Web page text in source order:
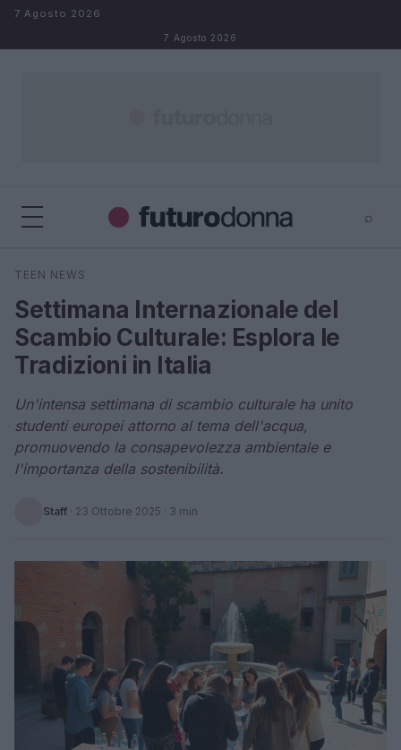
Salta al contenuto
7 Agosto 2026
7 Agosto 2026
⌕
Cerca
TEEN NEWS
Settimana Internazionale del
Scambio Culturale: Esplora le
Tradizioni in Italia
Un'intensa settimana di scambio culturale ha unito
studenti europei attorno al tema dell'acqua,
promuovendo la consapevolezza ambientale e
l'importanza della sostenibilità.
Staff · 23 Ottobre 2025 · 3 min